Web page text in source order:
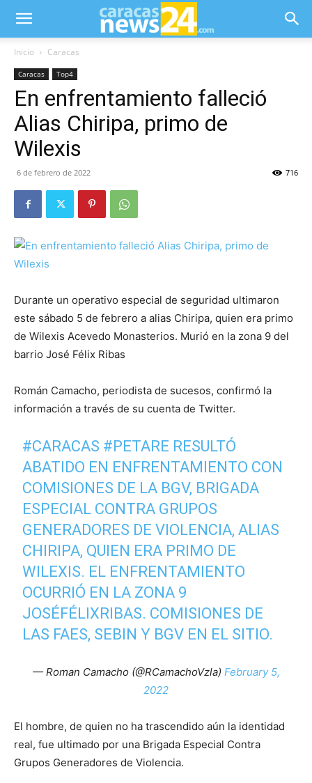
Inicio Caracas
Caracas Top4
En enfrentamiento falleció
Alias Chiripa, primo de
Wilexis
6 de febrero de 2022 716
Durante un operativo especial de seguridad ultimaron
este sábado 5 de febrero a alias Chiripa, quien era primo
de Wilexis Acevedo Monasterios. Murió en la zona 9 del
barrio José Félix Ribas
Román Camacho, periodista de sucesos, confirmó la
información a través de su cuenta de Twitter.
#CARACAS #PETARE RESULTÓ
ABATIDO EN ENFRENTAMIENTO CON
COMISIONES DE LA BGV, BRIGADA
ESPECIAL CONTRA GRUPOS
GENERADORES DE VIOLENCIA, ALIAS
CHIRIPA, QUIEN ERA PRIMO DE
WILEXIS. EL ENFRENTAMIENTO
OCURRIÓ EN LA ZONA 9
JOSÉFÉLIXRIBAS. COMISIONES DE
LAS FAES, SEBIN Y BGV EN EL SITIO.
— Roman Camacho (@RCamachoVzla) February 5,
2022
El hombre, de quien no ha trascendido aún la identidad
real, fue ultimado por una Brigada Especial Contra
Grupos Generadores de Violencia.